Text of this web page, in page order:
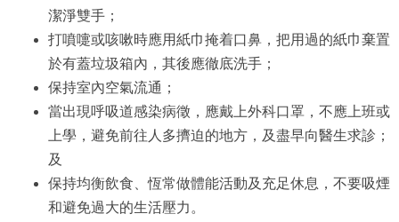
潔淨雙手；
打噴嚏或咳嗽時應用紙巾掩着口鼻，把用過的紙巾棄置
於有蓋垃圾箱內，其後應徹底洗手；
保持室內空氣流通；
當出現呼吸道感染病徵，應戴上外科口罩，不應上班或
上學，避免前往人多擠迫的地方，及盡早向醫生求診；
及
保持均衡飲食、恆常做體能活動及充足休息，不要吸煙
和避免過大的生活壓力。